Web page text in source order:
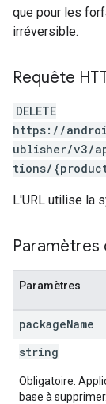
que pour les
irréversible.
Requête
DELETE
https://
ublisher/v3/
tions/
L'URL utilise la
Paramètres
Paramètres
packageName
string
Obligatoire.
base à supprimer.